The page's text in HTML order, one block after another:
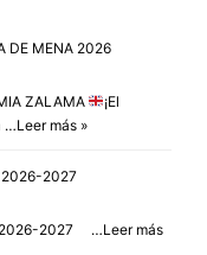
DE MENA 2026
ZALAMA
¡El
…Leer más »
2026-2027
2026-2027 …Leer más